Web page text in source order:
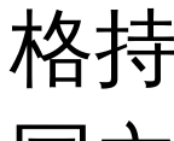
格